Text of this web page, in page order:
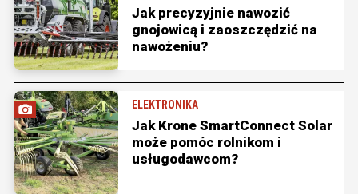
Jak precyzyjnie nawozić
gnojowicą i zaoszczędzić na
nawożeniu?
ELEKTRONIKA
Jak Krone SmartConnect Solar
może pomóc rolnikom i
usługodawcom?